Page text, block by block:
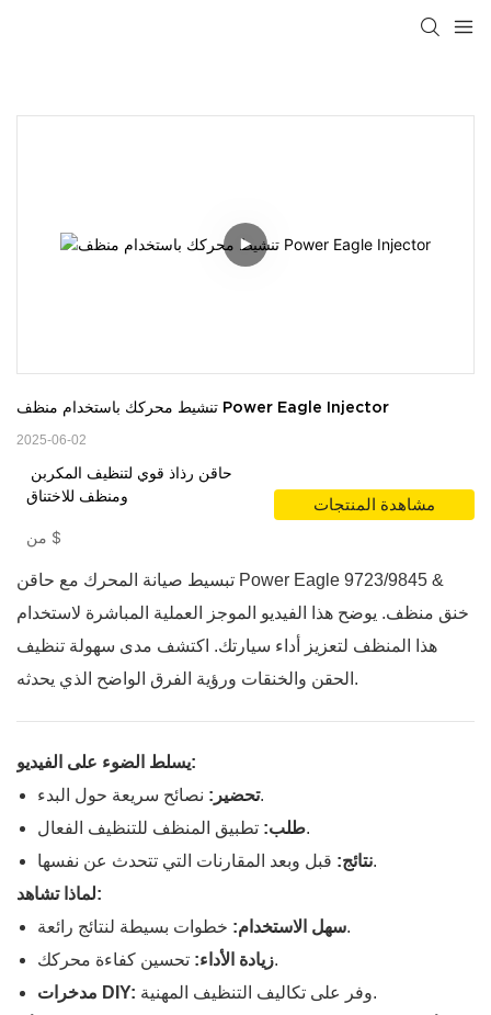
تنشيط محركك باستخدام منظف Power Eagle Injector
2025-06-02
حاقن رذاذ قوي لتنظيف المكربن ​​
ومنظف للاختناق
$
مشاهدة المنتجات
تبسيط صيانة المحرك مع حاقن Power Eagle 9723/9845 &
خنق منظف. يوضح هذا الفيديو الموجز العملية المباشرة لاستخدام
هذا المنظف لتعزيز أداء سيارتك. اكتشف مدى سهولة تنظيف
الحقن والخنقات ورؤية الفرق الواضح الذي يحدثه.
يسلط الضوء على الفيديو:
تحضير:نصائح سريعة حول البدء.
طلب:تطبيق المنظف للتنظيف الفعال.
نتائج:قبل وبعد المقارنات التي تتحدث عن نفسها.
لماذا تشاهد:
سهل الاستخدام:خطوات بسيطة لنتائج رائعة.
زيادة الأداء:تحسين كفاءة محركك.
مدخرات DIY:
وفر على تكاليف التنظيف المهنية.